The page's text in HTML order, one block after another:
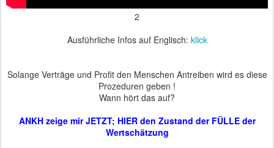
2
Ausführliche Infos auf Englisch: klick
Solange Verträge und Profit den Menschen Antreiben wird es diese
Prozeduren geben !
Wann hört das auf?
ANKH zeige mir JETZT; HIER den Zustand der FÜLLE der
Wertschätzung